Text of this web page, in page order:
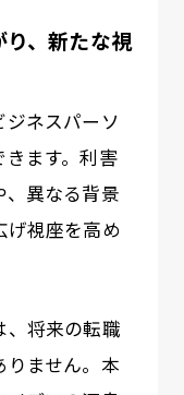
、新たな視
ネスパーソ
ます。利害
、異なる背景
げ視座を高め
、将来の転職
りません。本